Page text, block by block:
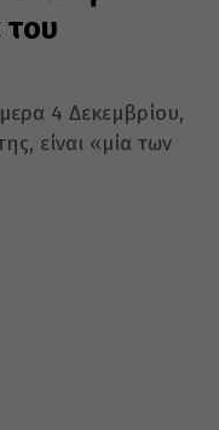
του
4 Δεκεμβρίου,
είναι «μία των